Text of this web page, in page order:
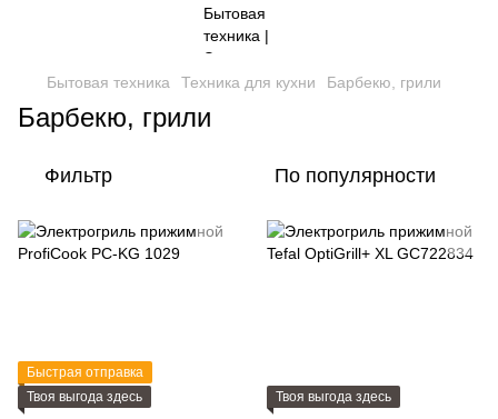
Бытовая техника Техника для кухни Барбекю, грили
Барбекю, грили
Фильтр По популярности
Быстрая отправка
Твоя выгода здесь
Твоя выгода здесь